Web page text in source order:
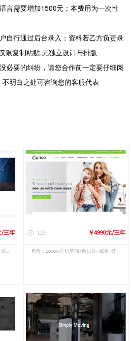
言需要增加1500元；本费用为一次性
自行通过后台录入；资料若乙方负责录
限复制粘贴,无独立设计与排版
必要的纠纷，请您合作前一定要仔细阅
明白之处可咨询您的客服代表
/三年
术
129 ￥4990元/三年
包含：1000M主机空间+数据库+域名+技术